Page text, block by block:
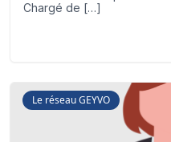
Chargé de […]
Le réseau GEYVO